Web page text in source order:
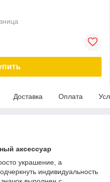
Доставка Оплата
аксессуар
украшение, а
индивидуальность